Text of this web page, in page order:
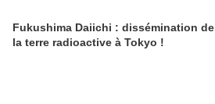
Fukushima Daiichi : dissémination de
la terre radioactive à Tokyo !